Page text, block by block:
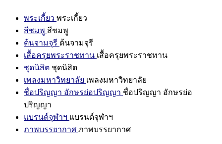
พระเกี้ยว พระเกี้ยว
สีชมพู สีชมพู
ต้นจามจุรี ต้นจามจุรี
เสื้อครุยพระราชทาน เสื้อครุยพระราชทาน
ชุดนิสิต ชุดนิสิต
เพลงมหาวิทยาลัย เพลงมหาวิทยาลัย
ชื่อปริญญา อักษรย่อปริญญา ชื่อปริญญา อักษรย่อ
ปริญญา
แบรนด์จุฬาฯ แบรนด์จุฬาฯ
ภาพบรรยากาศ ภาพบรรยากาศ